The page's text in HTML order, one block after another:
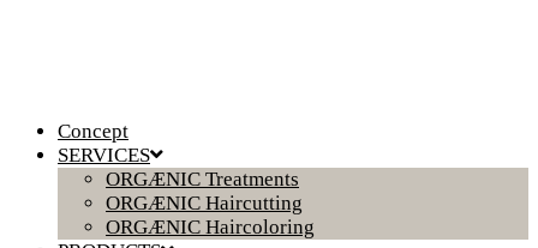
Concept
SERVICES
ORGÆNIC Treatments
ORGÆNIC Haircutting
ORGÆNIC Haircoloring